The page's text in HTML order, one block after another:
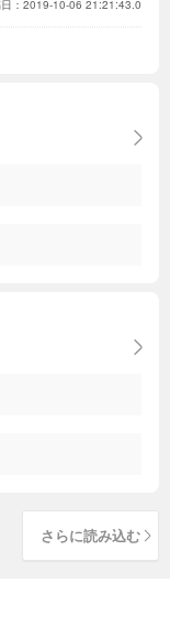
ともあり、試食の
満足度に直結する
：2019-10-06 21:21:43.0
さらに読み込む